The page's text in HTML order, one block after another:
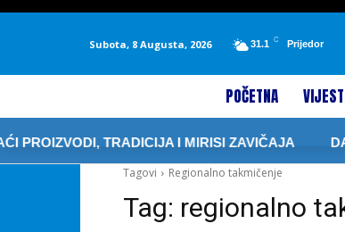
Subota, 8 Augusta, 2026 31.1 C Prijedor
POČETNA
TRADICIJA I MIRISI ZAVIČAJA
Tagovi
Regionalno takmičenje
Tag: regionalno